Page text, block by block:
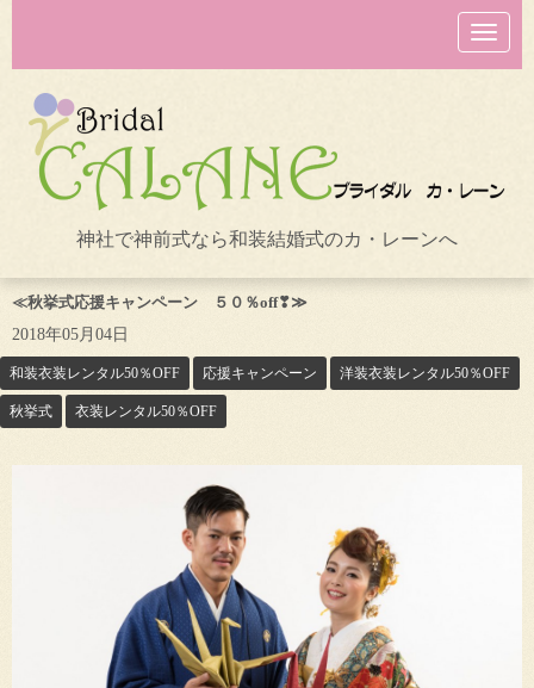
N
a
v
o
n
神社で神前式なら和装結婚式のカ・レーンへ
≪秋挙式応援キャンペーン ５０％off❣≫
2018年05月04日
和装衣装レンタル50％OFF 応援キャンペーン 洋装衣装レンタル50％OFF
秋挙式 衣装レンタル50％OFF